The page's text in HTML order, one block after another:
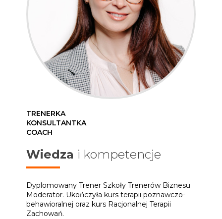
TRENERKA
KONSULTANTKA
COACH
Wiedza i kompetencje
Dyplomowany Trener Szkoły Trenerów Biznesu
Moderator. Ukończyła kurs terapii poznawczo-
behawioralnej oraz kurs Racjonalnej Terapii
Zachowań.